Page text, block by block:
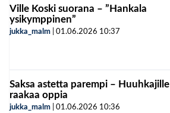
Ville Koski suorana – ”Hankala
ysikymppinen”
jukka_malm 01.06.2026 10:37
Saksa astetta parempi – Huuhkajille
raakaa oppia
jukka_malm 01.06.2026 10:36